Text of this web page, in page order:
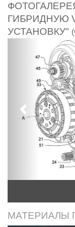
ГИБРИДНУЮ
УСТАНОВКУ"
Предыдущий
МАТЕРИАЛЫ